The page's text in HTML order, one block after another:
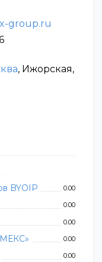
BYOIP 0.00
0.00
0.00
0.00
0.00
group.ru
, Ижорская,